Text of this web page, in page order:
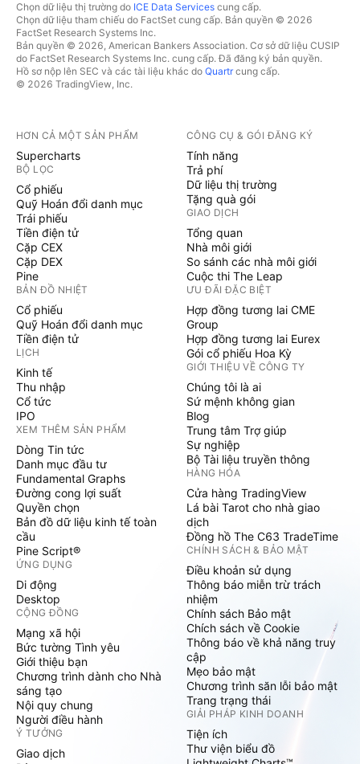
Chọn dữ liệu thị trường do ICE Data Services cung cấp.
Chọn dữ liệu tham chiếu do FactSet cung cấp. Bản quyền © 2026
FactSet Research Systems Inc.
Bản quyền © 2026, American Bankers Association. Cơ sở dữ liệu CUSIP
do FactSet Research Systems Inc. cung cấp. Đã đăng ký bản quyền.
Hồ sơ nộp lên SEC và các tài liệu khác do Quartrcung cấp.
© 2026 TradingView, Inc.
HƠN CẢ MỘT SẢN PHẨM
Supercharts
BỘ LỌC
Cổ phiếu
Quỹ Hoán đổi danh mục
Trái phiếu
Tiền điện tử
Cặp CEX
Cặp DEX
Pine
BẢN ĐỒ NHIỆT
Cổ phiếu
Quỹ Hoán đổi danh mục
Tiền điện tử
LỊCH
Kinh tế
Thu nhập
Cổ tức
IPO
XEM THÊM SẢN PHẨM
Dòng Tin tức
Danh mục đầu tư
Fundamental Graphs
Đường cong lợi suất
Quyền chọn
Bản đồ dữ liệu kinh tế toàn
cầu
Pine Script®
ỨNG DỤNG
Di động
Desktop
CỘNG ĐỒNG
Mạng xã hội
Bức tường Tình yêu
Giới thiệu bạn
Chương trình dành cho Nhà
sáng tạo
Nội quy chung
Người điều hành
Ý TƯỞNG
Giao dịch
CÔNG CỤ & GÓI ĐĂNG KÝ
Tính năng
Trả phí
Dữ liệu thị trường
Tặng quà gói
GIAO DỊCH
Tổng quan
Nhà môi giới
So sánh các nhà môi giới
Cuộc thi The Leap
ƯU ĐÃI ĐẶC BIỆT
Hợp đồng tương lai CME
Group
Hợp đồng tương lai Eurex
Gói cổ phiếu Hoa Kỳ
GIỚI THIỆU VỀ CÔNG TY
Chúng tôi là ai
Sứ mệnh không gian
Blog
Trung tâm Trợ giúp
Sự nghiệp
Bộ Tài liệu truyền thông
HÀNG HÓA
Cửa hàng TradingView
Lá bài Tarot cho nhà giao
dịch
Đồng hồ The C63 TradeTime
CHÍNH SÁCH & BẢO MẬT
Điều khoản sử dụng
Thông báo miễn trừ trách
nhiệm
Chính sách Bảo mật
Chích sách về Cookie
Thông báo về khả năng truy
cập
Mẹo bảo mật
Chương trình săn lỗi bảo mật
Trang trạng thái
GIẢI PHÁP KINH DOANH
Tiện ích
Thư viện biểu đồ